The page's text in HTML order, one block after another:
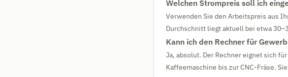
Welchen Strompreis soll ich
Verwenden Sie den Arbeitspreis aus
Durchschnitt liegt aktuell bei etwa
Kann ich den Rechner für
Ja, absolut. Der Rechner eignet sich
Kaffeemaschine bis zur CNC-Fräse.